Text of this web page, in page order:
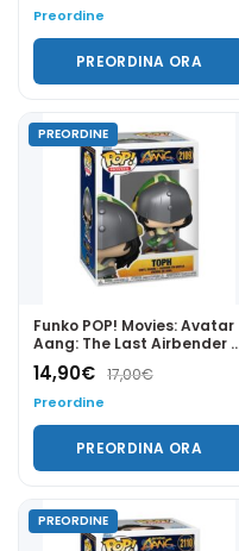
Preordine
PREORDINA ORA
PREORDINE
Funko POP! Movies: Avatar
Aang: The Last Airbender -
Toph 2109
14,90€ 17,00€
Preordine
PREORDINA ORA
PREORDINE